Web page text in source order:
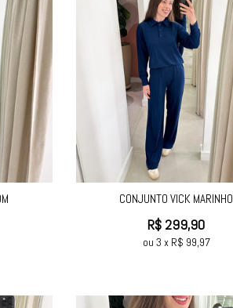
CONJUNTO VICK MARINHO
R$ 299,90
ou 3 x R$ 99,97